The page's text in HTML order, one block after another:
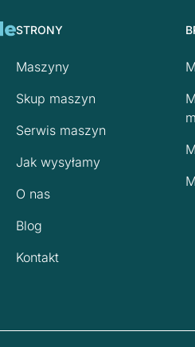
STRONY
Maszyny
Skup maszyn
Serwis maszyn
Jak wysyłamy
O nas
Blog
Kontakt